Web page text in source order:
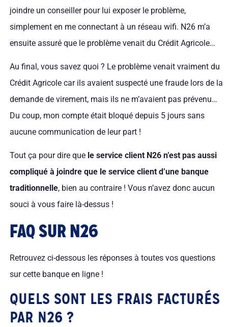
joindre un conseiller pour lui exposer le problème,
simplement en me connectant à un réseau wifi. N26 m’a
ensuite assuré que le problème venait du Crédit Agricole…
Au final, vous savez quoi ? Le problème venait vraiment du
Crédit Agricole car ils avaient suspecté une fraude lors de la
demande de virement, mais ils ne m’avaient pas prévenu…
Du coup, mon compte était bloqué depuis 5 jours sans
aucune communication de leur part !
Tout ça pour dire que le service client N26 n’est pas aussi
compliqué à joindre que le service client d’une banque
traditionnelle, bien au contraire ! Vous n’avez donc aucun
souci à vous faire là-dessus !
FAQ SUR N26
Retrouvez ci-dessous les réponses à toutes vos questions
sur cette banque en ligne !
QUELS SONT LES FRAIS FACTURÉS
PAR N26 ?